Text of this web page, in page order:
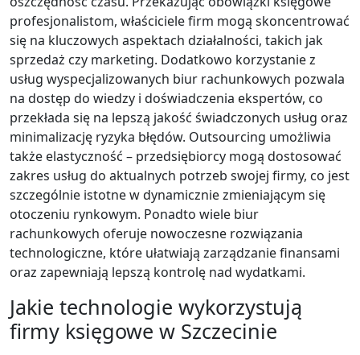
profesjonalistom, właściciele firm mogą skoncentrować
się na kluczowych aspektach działalności, takich jak
sprzedaż czy marketing. Dodatkowo korzystanie z
usług wyspecjalizowanych biur rachunkowych pozwala
na dostęp do wiedzy i doświadczenia ekspertów, co
przekłada się na lepszą jakość świadczonych usług oraz
minimalizację ryzyka błędów. Outsourcing umożliwia
także elastyczność – przedsiębiorcy mogą dostosować
zakres usług do aktualnych potrzeb swojej firmy, co jest
szczególnie istotne w dynamicznie zmieniającym się
otoczeniu rynkowym. Ponadto wiele biur
rachunkowych oferuje nowoczesne rozwiązania
technologiczne, które ułatwiają zarządzanie finansami
oraz zapewniają lepszą kontrolę nad wydatkami.
Jakie technologie wykorzystują
firmy księgowe w Szczecinie